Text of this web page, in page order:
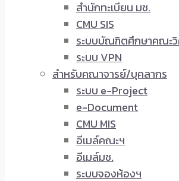
สำนักทะเบียน มช.
CMU SIS
ระบบบัณฑิตศึกษาคณะ
ระบบ VPN
สำหรับคณาจารย์/บุคลากร
ระบบ e-Project
e-Document
CMU MIS
อีเมล์คณะฯ
อีเมล์มช.
ระบบจองห้องฯ